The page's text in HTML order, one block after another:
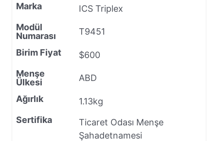
Marka
ICS Triplex
Modül
Numarası
T9451
Birim Fiyat
$600
Menşe
Ülkesi
ABD
Ağırlık
1.13kg
Sertifika
Ticaret Odası Menşe
Şahadetnamesi